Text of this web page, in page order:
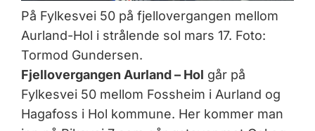
På Fylkesvei 50 på fjellovergangen mellom
Aurland-Hol i strålende sol mars 17. Foto:
Tormod Gundersen.
Fjellovergangen Aurland – Hol går på
Fylkesvei 50 mellom Fossheim i Aurland og
Hagafoss i Hol kommune. Her kommer man